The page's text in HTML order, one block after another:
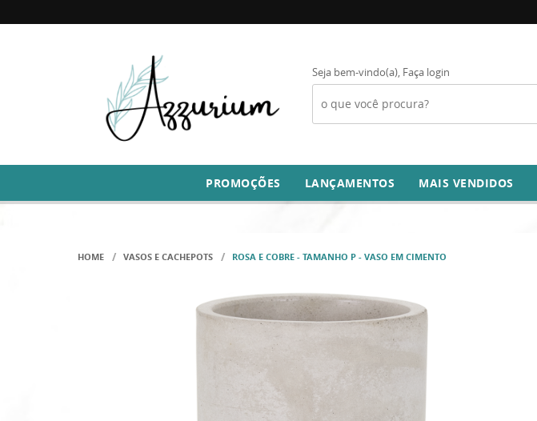
Seja bem-vindo(a), Faça login
PROMOÇÕES LANÇAMENTOS MAIS VENDIDOS
HOME VASOS E CACHEPOTS ROSA E COBRE - TAMANHO P - VASO EM CIMENTO